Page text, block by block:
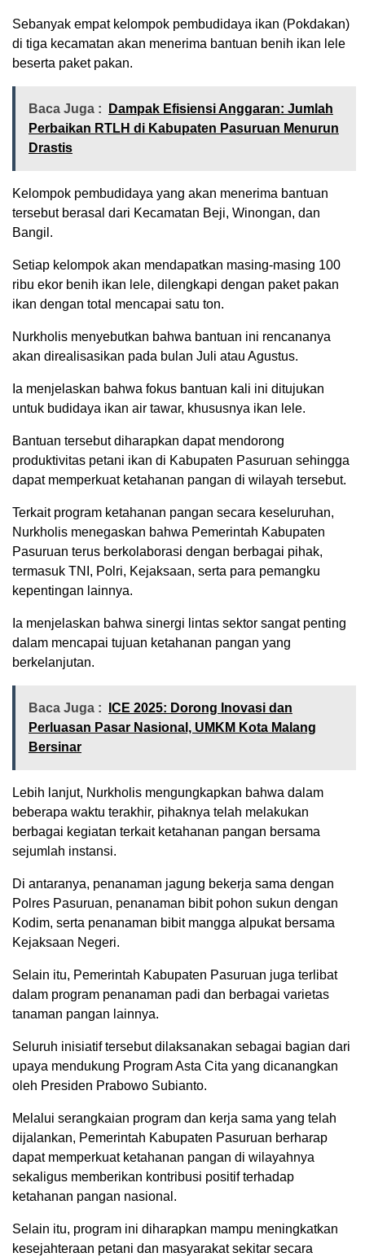
Sebanyak empat kelompok pembudidaya ikan (Pokdakan)
di tiga kecamatan akan menerima bantuan benih ikan lele
beserta paket pakan.
Baca Juga :
Dampak Efisiensi Anggaran: Jumlah
Perbaikan RTLH di Kabupaten Pasuruan Menurun
Drastis
Kelompok pembudidaya yang akan menerima bantuan
tersebut berasal dari Kecamatan Beji, Winongan, dan
Bangil.
Setiap kelompok akan mendapatkan masing-masing 100
ribu ekor benih ikan lele, dilengkapi dengan paket pakan
ikan dengan total mencapai satu ton.
Nurkholis menyebutkan bahwa bantuan ini rencananya
akan direalisasikan pada bulan Juli atau Agustus.
Ia menjelaskan bahwa fokus bantuan kali ini ditujukan
untuk budidaya ikan air tawar, khususnya ikan lele.
Bantuan tersebut diharapkan dapat mendorong
produktivitas petani ikan di Kabupaten Pasuruan sehingga
dapat memperkuat ketahanan pangan di wilayah tersebut.
Terkait program ketahanan pangan secara keseluruhan,
Nurkholis menegaskan bahwa Pemerintah Kabupaten
Pasuruan terus berkolaborasi dengan berbagai pihak,
termasuk TNI, Polri, Kejaksaan, serta para pemangku
kepentingan lainnya.
Ia menjelaskan bahwa sinergi lintas sektor sangat penting
dalam mencapai tujuan ketahanan pangan yang
berkelanjutan.
Baca Juga :
ICE 2025: Dorong Inovasi dan
Perluasan Pasar Nasional, UMKM Kota Malang
Bersinar
Lebih lanjut, Nurkholis mengungkapkan bahwa dalam
beberapa waktu terakhir, pihaknya telah melakukan
berbagai kegiatan terkait ketahanan pangan bersama
sejumlah instansi.
Di antaranya, penanaman jagung bekerja sama dengan
Polres Pasuruan, penanaman bibit pohon sukun dengan
Kodim, serta penanaman bibit mangga alpukat bersama
Kejaksaan Negeri.
Selain itu, Pemerintah Kabupaten Pasuruan juga terlibat
dalam program penanaman padi dan berbagai varietas
tanaman pangan lainnya.
Seluruh inisiatif tersebut dilaksanakan sebagai bagian dari
upaya mendukung Program Asta Cita yang dicanangkan
oleh Presiden Prabowo Subianto.
Melalui serangkaian program dan kerja sama yang telah
dijalankan, Pemerintah Kabupaten Pasuruan berharap
dapat memperkuat ketahanan pangan di wilayahnya
sekaligus memberikan kontribusi positif terhadap
ketahanan pangan nasional.
Selain itu, program ini diharapkan mampu meningkatkan
kesejahteraan petani dan masyarakat sekitar secara